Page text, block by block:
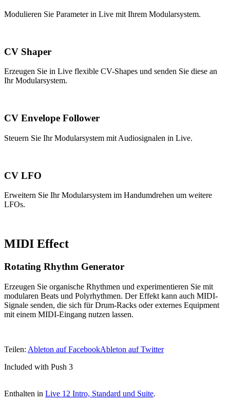
Modulieren Sie Parameter in Live mit Ihrem Modularsystem.
CV Shaper
Erzeugen Sie in Live flexible CV-Shapes und senden Sie diese an
Ihr Modularsystem.
CV Envelope Follower
Steuern Sie Ihr Modularsystem mit Audiosignalen in Live.
CV LFO
Erweitern Sie Ihr Modularsystem im Handumdrehen um weitere
LFOs.
MIDI Effect
Rotating Rhythm Generator
Erzeugen Sie organische Rhythmen und experimentieren Sie mit
modularen Beats und Polyrhythmen. Der Effekt kann auch MIDI-
Signale senden, die sich für Drum-Racks oder externes Equipment
mit einem MIDI-Eingang nutzen lassen.
Teilen: Ableton auf FacebookAbleton auf Twitter
Included with Push 3
Enthalten in Live 12 Intro, Standard und Suite.